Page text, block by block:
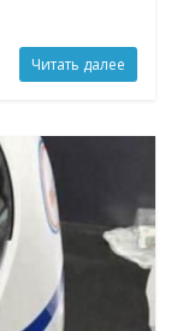
Читать далее